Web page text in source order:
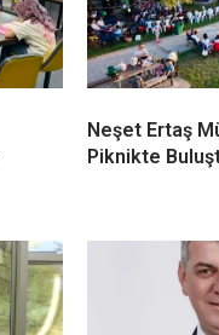
Neşet Ertaş
Piknikte